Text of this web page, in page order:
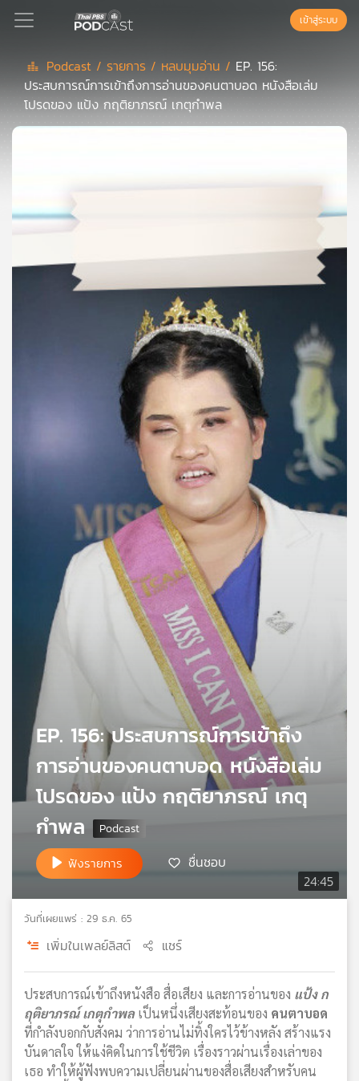
Podcast
แนะนำ
เครือ
ข่าย
วิทยุ
ไทย
พี
แผนที่
วิทยุ
เครือ
เข้าสู่ระบบ
Podcast / รายการ / หลบมุมอ่าน / EP. 156:
ประสบการณ์การเข้าถึงการอ่านของคนตาบอด หนังสือเล่ม
โปรดของ แป้ง กฤติยาภรณ์ เกตุกำพล
24:45
EP. 156: ประสบการณ์การเข้าถึง
การอ่านของคนตาบอด หนังสือเล่ม
โปรดของ แป้ง กฤติยาภรณ์ เกตุ
กำพล
ฟังรายการ ชื่นชอบ
วันที่เผยแพร่ : 29 ธ.ค. 65
เพิ่มในเพลย์ลิสต์ แชร์
ประสบการณ์เข้าถึงหนังสือ สื่อเสียง และการอ่านของ แป้ง ก
ฤติยาภรณ์ เกตุกำพลเป็นหนึ่งเสียงสะท้อนของ คนตาบอด
ที่กำลังบอกกับสังคม ว่าการอ่านไม่ทิ้งใครไว้ข้างหลัง สร้างแรง
บันดาลใจ ให้แง่คิดในการใช้ชีวิต เรื่องราวผ่านเรื่องเล่าของ
เธอ ทำให้ผู้ฟังพบความเปลี่ยนผ่านของสื่อเสียงสำหรับคน